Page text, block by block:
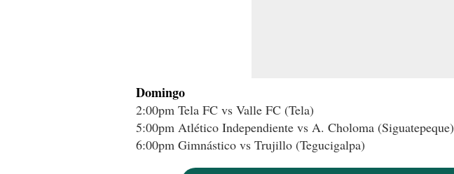
Domingo
2:00pm Tela FC vs Valle FC (Tela)
5:00pm Atlético Independiente vs A. Choloma (Siguatepeque)
6:00pm Gimnástico vs Trujillo (Tegucigalpa)